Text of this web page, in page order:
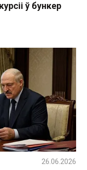
ў бункер
26.06.2026